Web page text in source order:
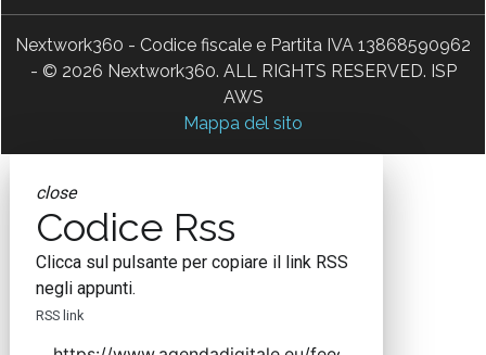
Nextwork360 - Codice fiscale e Partita IVA 13868590962
- © 2026 Nextwork360. ALL RIGHTS RESERVED. ISP
AWS
Mappa del sito
close
Codice Rss
Clicca sul pulsante per copiare il link RSS
negli appunti.
RSS link